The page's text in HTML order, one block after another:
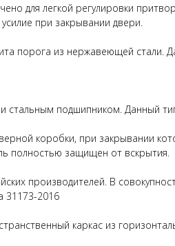
для легкой регулировки
при закрывании двери.
порога из нержавеющей
подшипником. Данный
коробки, при закрывании
полностью защищен от вскрытия.
производителей. В
31173-2016
каркас из